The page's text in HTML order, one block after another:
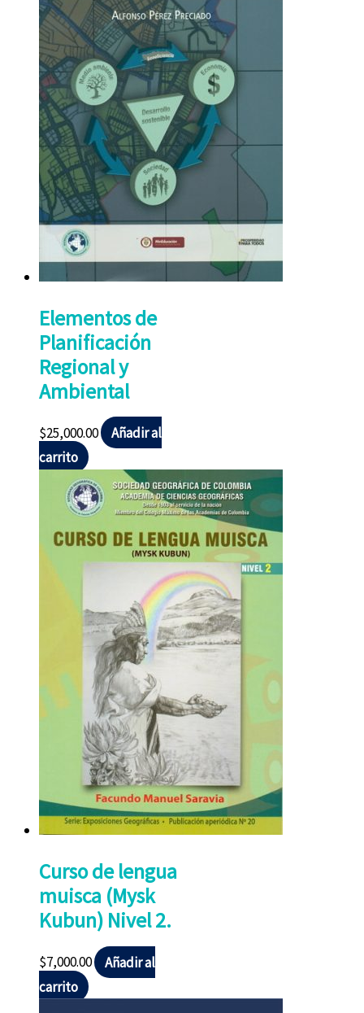
Elementos de
Planificación
Regional y
Ambiental
$25,000.00
Añadir al
carrito
Curso de lengua
muisca (Mysk
Kubun) Nivel 2.
$7,000.00
Añadir al
carrito